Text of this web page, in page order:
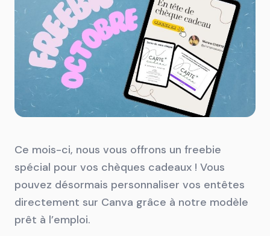
Ce mois-ci, nous vous offrons un freebie
spécial pour vos chèques cadeaux ! Vous
pouvez désormais personnaliser vos entêtes
directement sur Canva grâce à notre modèle
prêt à l’emploi.